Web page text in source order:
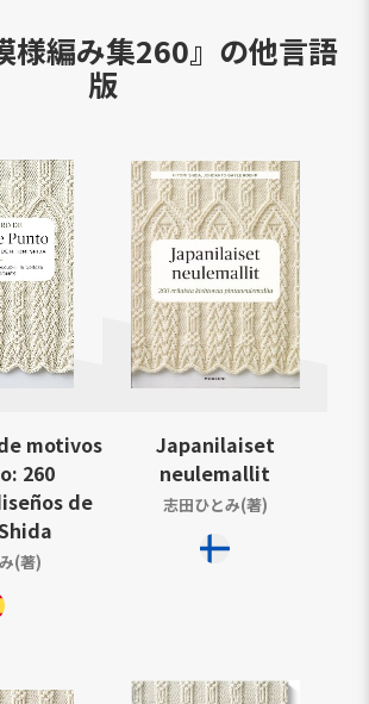
様編み集260』の他言語
版
motivos
260
de
(著)
Japanilaiset
neulemallit
志田ひとみ(著)